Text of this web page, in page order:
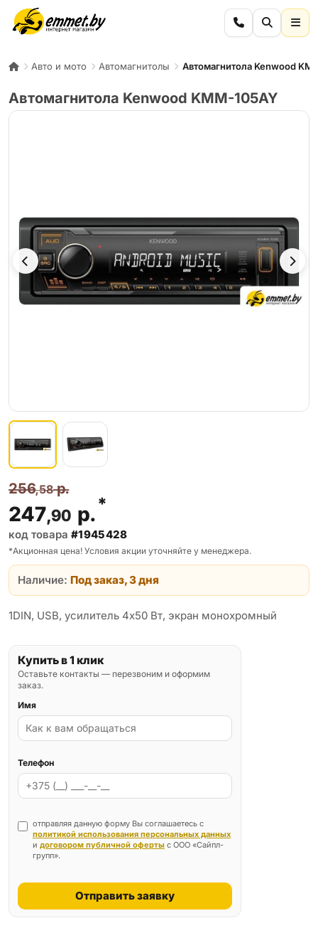
Авто и мото Автомагнитолы Автомагнитола Kenwood
Автомагнитола Kenwood KMM-105AY
256,58р.
247,90 р.*
код товара #1945428
*Акционная цена! Условия акции уточняйте у менеджера.
Наличие: Под заказ, 3 дня
1DIN, USB, усилитель 4x50 Вт, экран монохромный
Купить в 1 клик
Оставьте контакты — перезвоним и оформим
заказ.
Имя
Телефон
отправляя данную форму Вы соглашаетесь с
политикой использования персональных данных
и договором публичной оферты с ООО «Сайпл-
групп».
Отправить заявку